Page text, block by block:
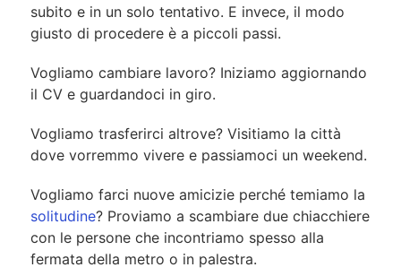
subito e in un solo tentativo. E invece, il modo
giusto di procedere è a piccoli passi.
Vogliamo cambiare lavoro? Iniziamo aggiornando
il CV e guardandoci in giro.
Vogliamo trasferirci altrove? Visitiamo la città
dove vorremmo vivere e passiamoci un weekend.
Vogliamo farci nuove amicizie perché temiamo la
solitudine? Proviamo a scambiare due chiacchiere
con le persone che incontriamo spesso alla
fermata della metro o in palestra.